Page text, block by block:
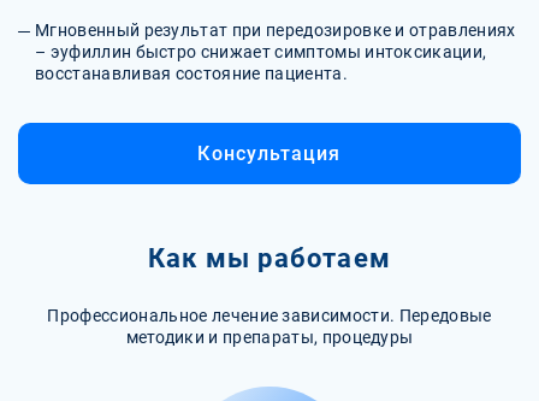
Мгновенный результат при передозировке и отравлениях
– эуфиллин быстро снижает симптомы интоксикации,
восстанавливая состояние пациента.
Консультация
Как мы работаем
Профессиональное лечение зависимости. Передовые
методики и препараты, процедуры